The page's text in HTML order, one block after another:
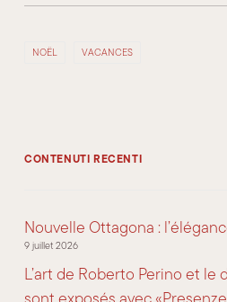
NOËL VACANCES
CONTENUTI RECENTI
Nouvelle Ottagona :
9 juillet 2026
L’art de Roberto Perino et le